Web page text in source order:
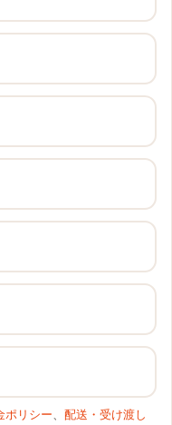
ポリシー、 配送・受け渡し